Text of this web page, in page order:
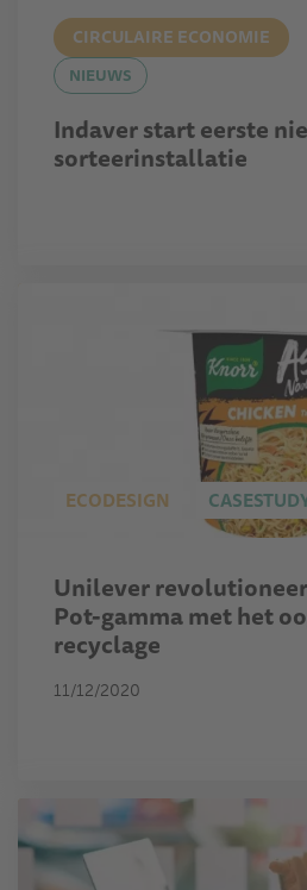
CIRCULAIRE ECONOMIE
NIEUWS
Indaver start eerste
sorteerinstallatie
ECODESIGN
Unilever
Pot-gamma met het
recyclage
11/12/2020